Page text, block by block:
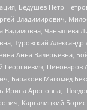
Бедушев Петр
Владимирович,
Чанышева
Туровский Александр
Анна Валерьевна,
Георгиевич, Пивоваров
Барахоев Магомед
Ароновна,
Каргалицкий